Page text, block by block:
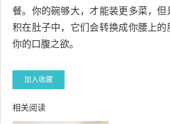
餐。你的碗够大，才能装更多菜，
积在肚子中，它们会转换成你腰上
你的口腹之欲。
加入收藏
相关阅读